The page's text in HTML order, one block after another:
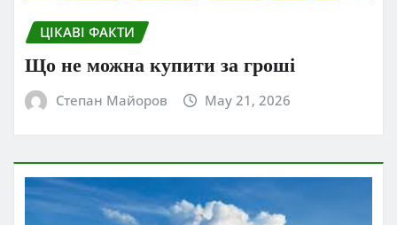
ЦІКАВІ ФАКТИ
Що не можна купити за гроші
Степан Майоров May 21, 2026